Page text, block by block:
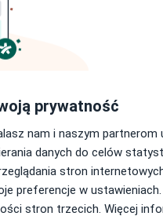
Dziś
7 Sie 8 Sie
prywatność
nam i naszym partnerom
danych do celów
stron
preferencje w
stron trzecich. Więcej